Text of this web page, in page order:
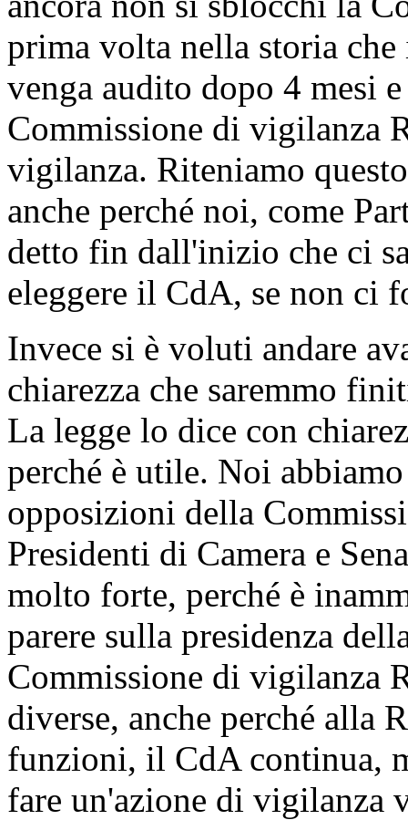
prima volta nella storia
venga audito dopo 4 mesi
Commissione di vigilanza
vigilanza. Riteniamo
anche perché noi, come
detto fin dall'inizio che ci
eleggere il CdA, se non ci
Invece si è voluti andare
chiarezza che saremmo
La legge lo dice con
perché è utile. Noi
opposizioni della
Presidenti di Camera e
molto forte, perché è
parere sulla presidenza
Commissione di vigilanza
diverse, anche perché alla
funzioni, il CdA continua,
fare un'azione di vigilanza